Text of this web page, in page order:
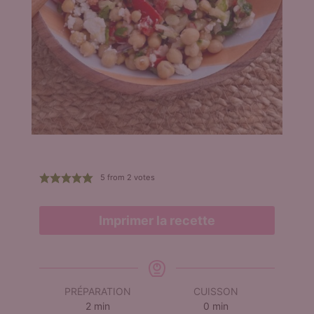
5 from 2 votes
Imprimer la recette
PRÉPARATION
2 minutes
min
CUISSON
0 minutes
min